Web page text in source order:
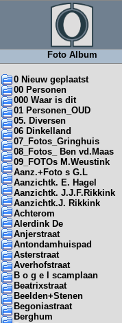
Foto Album
0 Nieuw geplaatst
00 Personen
000 Waar is dit
01 Personen_OUD
05. Diversen
06 Dinkelland
07_Fotos_Gringhuis
08_Fotos_ Ben vd.Maas
09_FOTOs M.Weustink
Aanz.+Foto s G.L
Aanzichtk. E. Hagel
Aanzichtk. J.J.F.Rikkink
Aanzichtk.J. Rikkink
Achterom
Alerdink De
Anjerstraat
Antondamhuispad
Asterstraat
Averhofstraat
B o g e l scamplaan
Beatrixstraat
Beelden+Stenen
Begoniastraat
Berghum